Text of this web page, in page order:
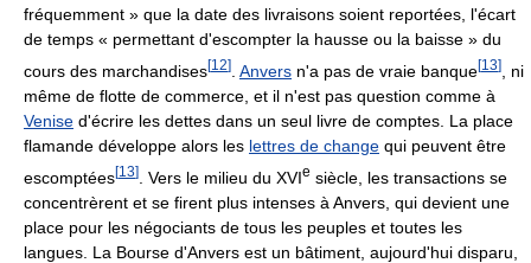
fréquemment » que la date des livraisons soient reportées, l'écart
de temps « permettant d'escompter la hausse ou la baisse » du
cours des marchandises[12] Anvers n'a pas de vraie banque[13]
, ni
même de flotte de commerce, et il n'est pas question comme à
Venise d'écrire les dettes dans un seul livre de comptes. La place
flamande développe alors les lettres de change qui peuvent être
escomptées[13] . Vers le milieu du XVIe siècle, les transactions se
concentrèrent et se firent plus intenses à Anvers, qui devient une
place pour les négociants de tous les peuples et toutes les
langues. La Bourse d'Anvers est un bâtiment, aujourd'hui disparu,